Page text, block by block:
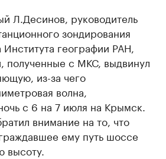
Л.Десинов, руководитель
зондирования
географии РАН,
полученные с МКС, выдвинул
из-за чего
волна,
с 6 на 7 июля на Крымск.
внимание на то, что
ему путь шоссе
высоту.